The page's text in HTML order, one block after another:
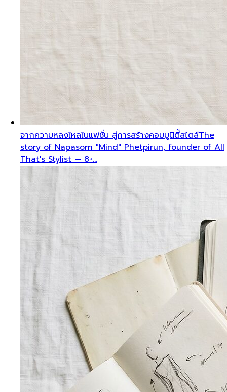
จากความหลงใหลในแฟชั่น สู่การสร้างคอมมูนิตี้สไตล์The
story of Napasorn "Mind" Phetpirun, founder of All
That's Stylist — 8+…